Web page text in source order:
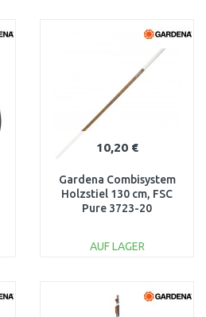
10,20 €
Gardena Combisystem
Holzstiel 130 cm, FSC
Pure 3723-20
AUF LAGER
Vergleichen